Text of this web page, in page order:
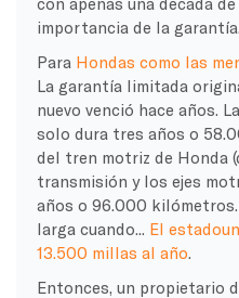
importancia de la garantía.
Para Hondas como las
La garantía limitada
nuevo venció hace años.
solo dura tres años o
del tren motriz de Honda
transmisión y los ejes
años o 96.000
larga cuando... El
13.500 millas al año
Entonces, un propietario